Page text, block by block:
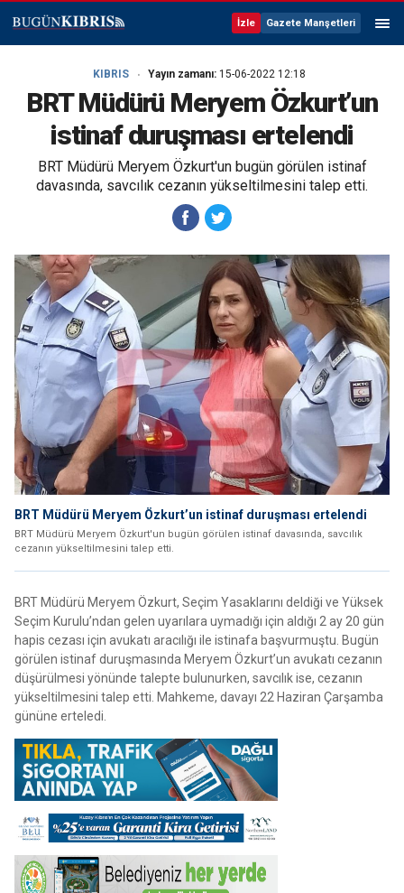
İzle Gazete Manşetleri
KIBRIS Yayın zamanı: 15-06-2022 12:18
BRT Müdürü Meryem Özkurt’un
istinaf duruşması ertelendi
BRT Müdürü Meryem Özkurt'un bugün görülen istinaf
davasında, savcılık cezanın yükseltilmesini talep etti.
BRT Müdürü Meryem Özkurt’un istinaf duruşması ertelendi
BRT Müdürü Meryem Özkurt'un bugün görülen istinaf davasında, savcılık
cezanın yükseltilmesini talep etti.
BRT Müdürü Meryem Özkurt, Seçim Yasaklarını deldiği ve Yüksek
Seçim Kurulu’ndan gelen uyarılara uymadığı için aldığı 2 ay 20 gün
hapis cezası için avukatı aracılığı ile istinafa başvurmuştu. Bugün
görülen istinaf duruşmasında Meryem Özkurt’un avukatı cezanın
düşürülmesi yönünde talepte bulunurken, savcılık ise, cezanın
yükseltilmesini talep etti. Mahkeme, davayı 22 Haziran Çarşamba
gününe erteledi.